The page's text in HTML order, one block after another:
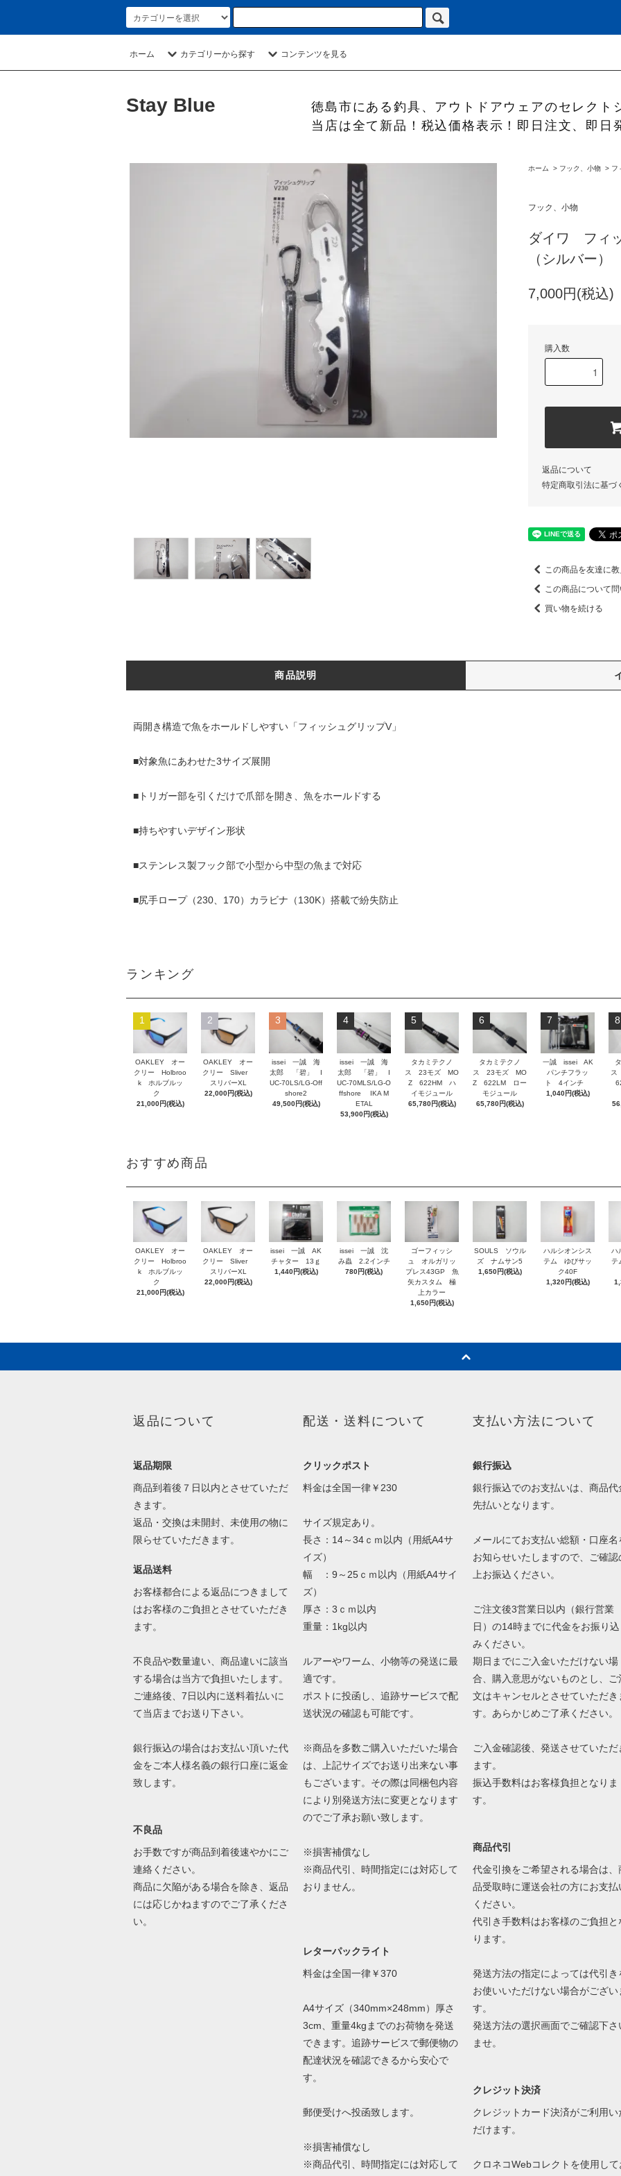
ホーム カテゴリーから探す コンテンツを見る
Stay Blue
徳島市にある釣具、アウトドアウェアのセレクト
当店は全て新品！税込価格表示！即日注文、即日
ホーム > フック、小物 > フ
フック、小物
ダイワ フ
（シルバー）
7,000円(税込)
購入数
返品について
特定商取引法に基づ
この商品を友達に
この商品について
買い物を続ける
商品説明
両開き構造で魚をホールドしやすい「フィッシュグリップV」
■対象魚にあわせた3サイズ展開
■トリガー部を引くだけで爪部を開き、魚をホールドする
■持ちやすいデザイン形状
■ステンレス製フック部で小型から中型の魚まで対応
■尻手ロープ（230、170）カラビナ（130K）搭載で紛失防止
ランキング
1
OAKLEY オー
クリー Holbroo
k ホルブルッ
ク
21,000円(税込)
2
OAKLEY オー
クリー Sliver
スリバーXL
22,000円(税込)
3
issei 一誠 海
太郎 「碧」 I
UC-70LS/LG-Off
shore2
49,500円(税込)
4
issei 一誠 海
太郎 「碧」 I
UC-70MLS/LG-O
ffshore IKA M
ETAL
53,900円(税込)
5
タカミテクノ
ス 23モズ MO
Z 622HM ハ
イモジュール
65,780円(税込)
6
タカミテクノ
ス 23モズ MO
Z 622LM ロー
モジュール
65,780円(税込)
7
一誠 issei AK
パンチフラッ
ト 4インチ
1,040円(税込)
8
ス
おすすめ商品
OAKLEY オー
クリー Holbroo
k ホルブルッ
ク
21,000円(税込)
OAKLEY オー
クリー Sliver
スリバーXL
22,000円(税込)
issei 一誠 AK
チャター 13ｇ
1,440円(税込)
issei 一誠 沈
み蟲 2.2インチ
780円(税込)
ゴーフィッシ
ュ オルガリッ
プレス43GP 魚
矢カスタム 極
上カラー
1,650円(税込)
SOULS ソウル
ズ ナムサン5
1,650円(税込)
ハルシオンシス
テム ゆびサッ
ク40F
1,320円(税込)
ハ
テ
返品について
返品期限
商品到着後７日以内とさせていただ
きます。
返品・交換は未開封、未使用の物に
限らせていただきます。
返品送料
お客様都合による返品につきまして
はお客様のご負担とさせていただき
ます。
不良品や数量違い、商品違いに該当
する場合は当方で負担いたします。
ご連絡後、7日以内に送料着払いに
て当店までお送り下さい。
銀行振込の場合はお支払い頂いた代
金をご本人様名義の銀行口座に返金
致します。
不良品
お手数ですが商品到着後速やかにご
連絡ください。
商品に欠陥がある場合を除き、返品
には応じかねますのでご了承くださ
い。
配送・送料について
クリックポスト
料金は全国一律￥230
サイズ規定あり。
長さ：14～34ｃｍ以内（用紙A4サ
イズ）
幅 ：9～25ｃｍ以内（用紙A4サイ
ズ）
厚さ：3ｃｍ以内
重量：1kg以内
ルアーやワーム、小物等の発送に最
適です。
ポストに投函し、追跡サービスで配
送状況の確認も可能です。
※商品を多数ご購入いただいた場合
は、上記サイズでお送り出来ない事
もございます。その際は同梱包内容
により別発送方法に変更となります
のでご了承お願い致します。
※損害補償なし
※商品代引、時間指定には対応して
おりません。
レターパックライト
料金は全国一律￥370
A4サイズ（340mm×248mm）厚さ
3cm、重量4kgまでのお荷物を発送
できます。追跡サービスで郵便物の
配達状況を確認できるから安心で
す。
郵便受けへ投函致します。
※損害補償なし
※商品代引、時間指定には対応して
支払い方法について
銀行振込
銀行振込でのお支払いは、商品代
先払いとなります。
メールにてお支払い総額・口座名
お知らせいたしますので、ご確認
上お振込ください。
ご注文後3営業日以内（銀行営業
日）の14時までに代金をお振り込
みください。
期日までにご入金いただけない場
合、購入意思がないものとし、ご
文はキャンセルとさせていただき
す。あらかじめご了承ください。
ご入金確認後、発送させていただ
ます。
振込手数料はお客様負担となりま
す。
商品代引
代金引換をご希望される場合は、
品受取時に運送会社の方にお支払
ください。
代引き手数料はお客様のご負担と
ります。
発送方法の指定によっては代引き
お使いいただけない場合がござい
す。
発送方法の選択画面でご確認下さ
ませ。
クレジット決済
クレジットカード決済がご利用い
だけます。
クロネコWebコレクトを使用して